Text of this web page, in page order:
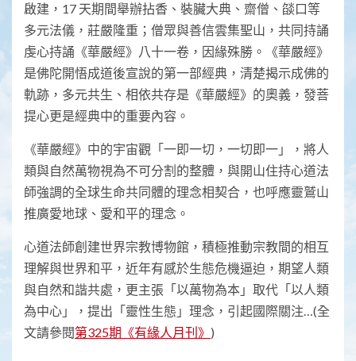
啟建，17 天期間舉辦拈香、裝臟大典、齋僧、燄口等
多元法儀，莊嚴隆重；僧眾與善信雲集聖山，共同持誦
虔心持誦《華嚴經》八十一卷，因緣殊勝。《華嚴經》
是佛陀開悟成道後宣說的第一部經典，清楚揭示成佛的
軌跡，多元共生、相依共存是《華嚴經》的奧義，發菩
提心更是經典中的重要內容。
《華嚴經》中的宇宙觀「一即一切，一切即一」，將人
類與自然萬物視為不可分割的整體，與開山住持心道法
師強調的全球生命共同體的理念相契合，也呼應靈鷲山
推廣愛地球、愛和平的理念。
心道法師創建世界宗教博物館，積極推動宗教間的相互
理解與世界和平，近年有感於生態危機逼迫，期望人類
與自然和諧共處，更主張「以萬物為本」取代「以人類
為中心」，提出「靈性生態」理念，引起國際關注…(全
文請參閱第325期《有緣人月刊》 )